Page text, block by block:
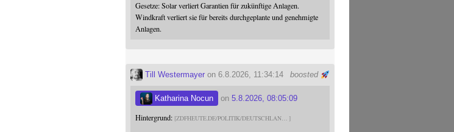
Gesetze: Solar verliert Garantien für zukünftige Anlagen.
Windkraft verliert sie für bereits durchgeplante und genehmigte
Anlagen.
boosted
Till Westermayer on 6.8.2026, 11:34:14
Katharina Nocun on5.8.2026, 08:05:09
Hintergrund: ZDFHEUTE.DE/POLITIK/DEUTSCHLAN